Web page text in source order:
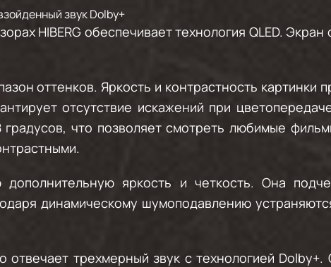
звук Dolby+
HIBERG обеспечивает технология QLED.
оттенков. Яркость и контрастность
отсутствие искажений при
градусов, что позволяет смотреть любимые
дополнительную яркость и четкость. Она
динамическому шумоподавлению
трехмерный звук с технологией